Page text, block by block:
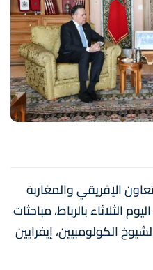
الإفريقي والمغاربة
الثلاثاء بالرباط، مباحثات
الكولومبيين، إيفرايين